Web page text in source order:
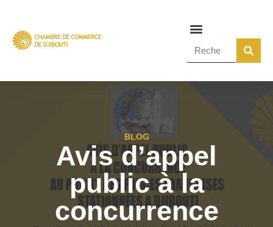
BLOG
Avis d’appel
public à la
concurrence